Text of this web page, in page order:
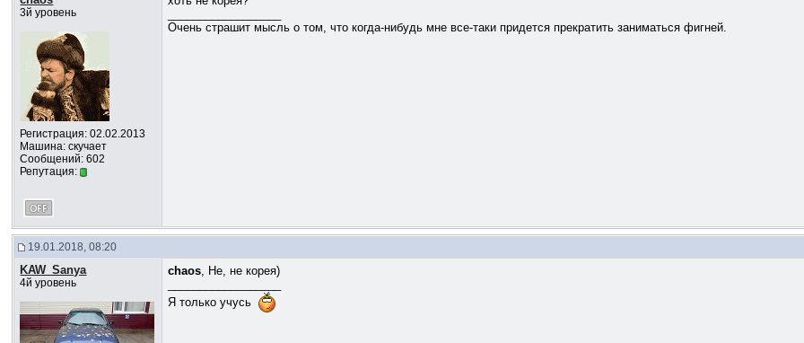
3й уровень
Регистрация: 02.02.2013
Машина: скучает
Сообщений: 602
Репутация:
Очень страшит мысль о том, что когда-нибудь мне все-таки придется прекратить заниматься фигней.
19.01.2018, 08:20
KAW_Sanya
4й уровень
chaos, Не, не корея)
Я только учусь